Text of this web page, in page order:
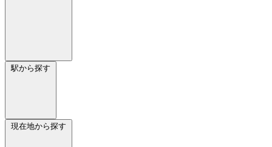
駅から探す
現在地から探す